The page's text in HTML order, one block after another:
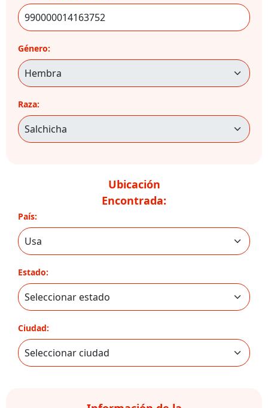
Género:
Raza:
Ubicación
Encontrada:
País:
Estado:
Ciudad: